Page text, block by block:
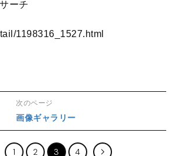
ーチ
1198316_1527.html
次のページ
画像ギャラリー
1 2 3 4